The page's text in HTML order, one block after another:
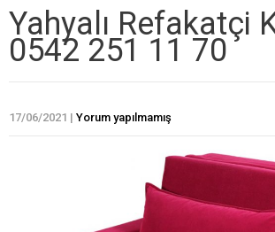
Yahyalı Refakatçi
0542 251 11 70
17/06/2021 | Yorum yapılmamış